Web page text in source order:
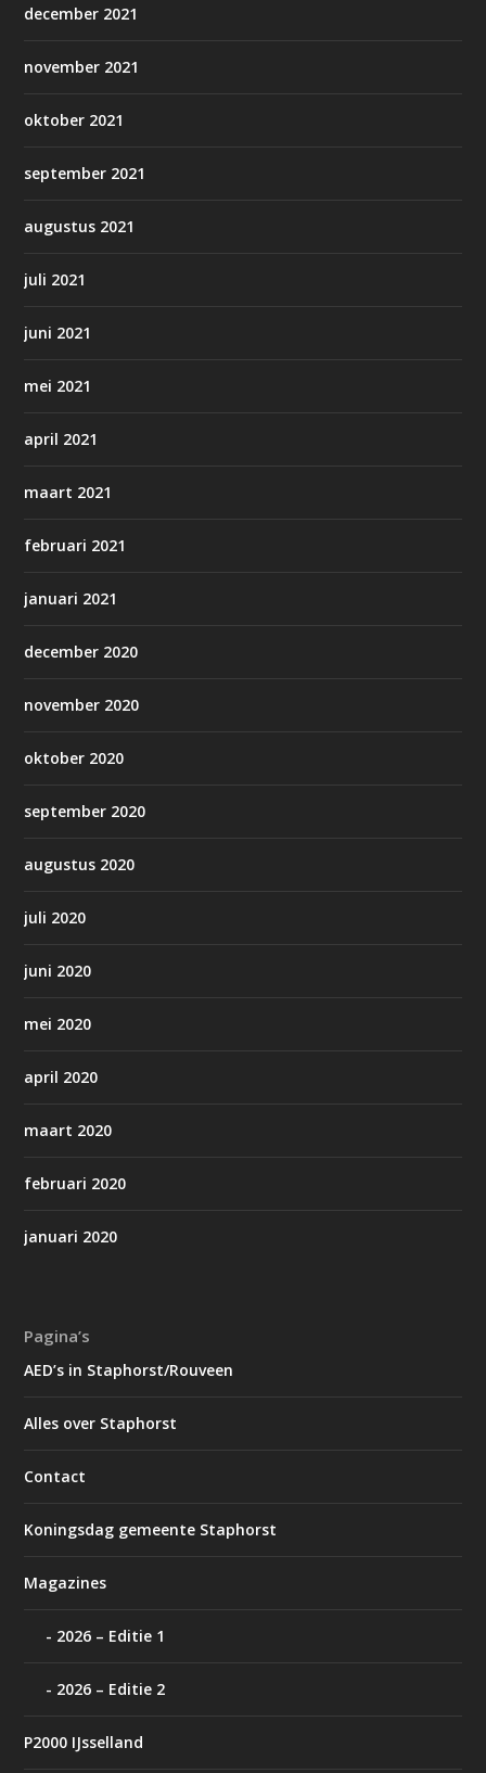
december 2021
november 2021
oktober 2021
september 2021
augustus 2021
juli 2021
juni 2021
mei 2021
april 2021
maart 2021
februari 2021
januari 2021
december 2020
november 2020
oktober 2020
september 2020
augustus 2020
juli 2020
juni 2020
mei 2020
april 2020
maart 2020
februari 2020
januari 2020
Pagina’s
AED’s in Staphorst/Rouveen
Alles over Staphorst
Contact
Koningsdag gemeente Staphorst
Magazines
2026 – Editie 1
2026 – Editie 2
P2000 IJsselland